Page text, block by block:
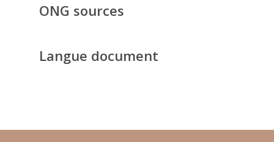
ONG sources
Langue document